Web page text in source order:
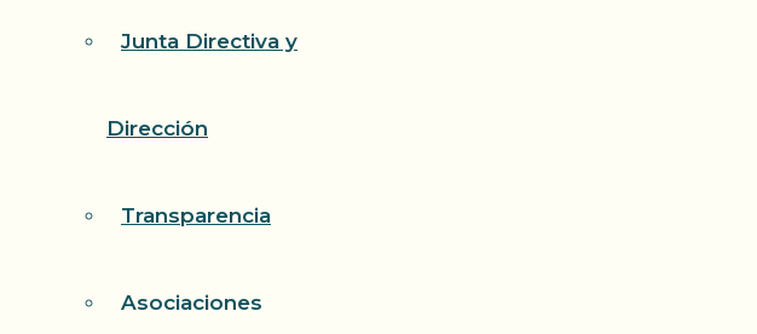
Junta Directiva y
Dirección
Transparencia
Asociaciones